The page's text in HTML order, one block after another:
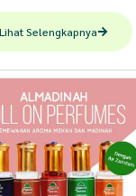
Lihat Selengkapnya